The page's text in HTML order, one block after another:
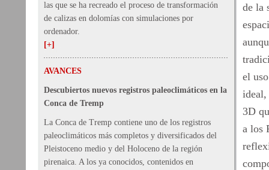
las que se ha recreado el proceso de transformación
de calizas en dolomías con simulaciones por
ordenador.
[+]
AVANCES
Descubiertos nuevos registros paleoclimáticos en la
Conca de Tremp
La Conca de Tremp contiene uno de los registros
paleoclimáticos más completos y diversificados del
Pleistoceno medio y del Holoceno de la región
pirenaica. A los ya conocidos, contenidos en
de la
el
ideal,
3D
a los